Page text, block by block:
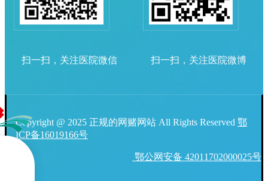
扫一扫，关注医院微信 扫一扫，关注医院微博
Copyright @ 2025 正规的网赌网站 All Rights Reserved 鄂
ICP备16019166号
鄂公网安备 42011702000025号